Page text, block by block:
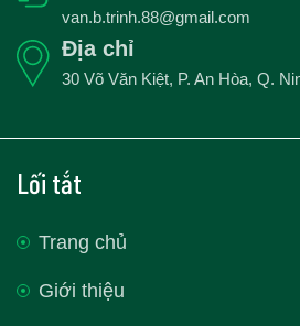
van.b.trinh.88@gmail.com
Địa chỉ
30 Võ Văn Kiệt, P. An Hòa, Q.
Lối tắt
Trang chủ
Giới thiệu